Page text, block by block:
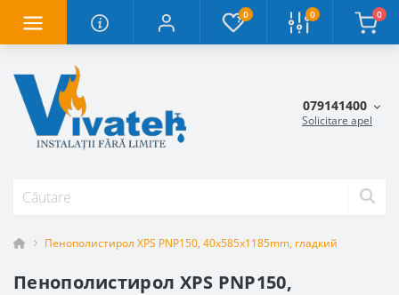
0 0 0
079141400
Solicitare apel
Пенополистирол XPS PNP150, 40x585x1185mm, гладкий
Пенополистирол XPS PNP150,